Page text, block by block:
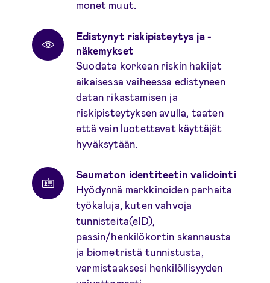
monet muut.
Edistynyt riskipisteytys ja -
näkemykset
Suodata korkean riskin hakijat
aikaisessa vaiheessa edistyneen
datan rikastamisen ja
riskipisteytyksen avulla, taaten
että vain luotettavat käyttäjät
hyväksytään.
Saumaton identiteetin validointi
Hyödynnä markkinoiden parhaita
työkaluja, kuten vahvoja
tunnisteita(eID),
passin/henkilökortin skannausta
ja biometristä tunnistusta,
varmistaaksesi henkilöllisyyden